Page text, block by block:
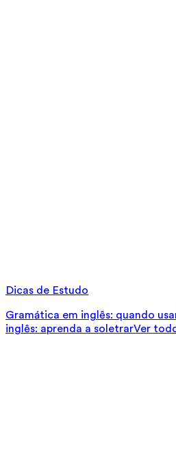
Dicas de Estudo
Gramática em inglês: quando usar
inglês: aprenda a soletrarVer